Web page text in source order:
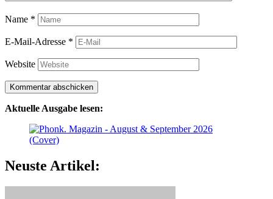
Name *
E-Mail-Adresse *
Website
Aktuelle Ausgabe lesen:
Neuste Artikel: